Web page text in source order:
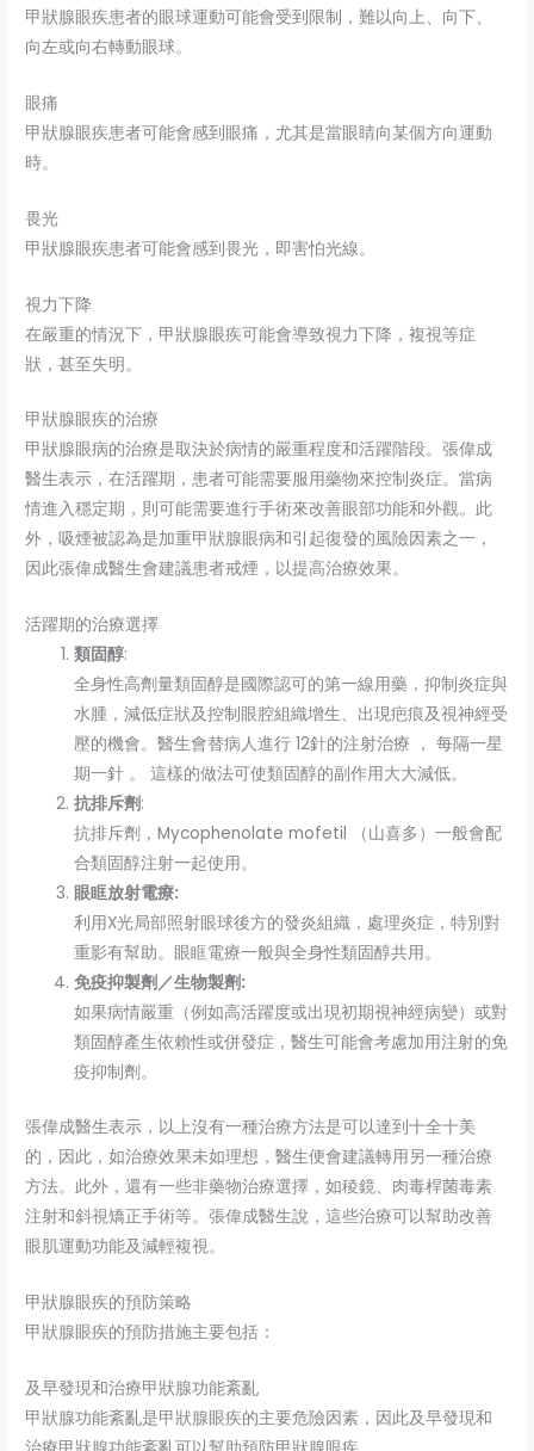
甲狀腺眼疾患者的眼球運動可能會受到限制，難以向上、向下、
向左或向右轉動眼球。
眼痛
甲狀腺眼疾患者可能會感到眼痛，尤其是當眼睛向某個方向運動
時。
畏光
甲狀腺眼疾患者可能會感到畏光，即害怕光線。
視力下降
在嚴重的情況下，甲狀腺眼疾可能會導致視力下降，複視等症
狀，甚至失明。
甲狀腺眼疾的治療
甲狀腺眼病的治療是取決於病情的嚴重程度和活躍階段。張偉成
醫生表示，在活躍期，患者可能需要服用藥物來控制炎症。當病
情進入穩定期，則可能需要進行手術來改善眼部功能和外觀。此
外，吸煙被認為是加重甲狀腺眼病和引起復發的風險因素之一，
因此張偉成醫生會建議患者戒煙，以提高治療效果。
活躍期的治療選擇
類固醇:
全身性高劑量類固醇是國際認可的第一線用藥，抑制炎症與
水腫，減低症狀及控制眼腔組織增生、出現疤痕及視神經受
壓的機會。醫生會替病人進行 12針的注射治療 ， 每隔一星
期一針 。 這樣的做法可使類固醇的副作用大大減低。
抗排斥劑:
抗排斥劑，Mycophenolate mofetil （山喜多）一般會配
合類固醇注射一起使用。
眼眶放射電療:
利用X光局部照射眼球後方的發炎組織，處理炎症，特別對
重影有幫助。眼眶電療一般與全身性類固醇共用。
免疫抑製劑／生物製劑:
如果病情嚴重（例如高活躍度或出現初期視神經病變）或對
類固醇產生依賴性或併發症，醫生可能會考慮加用注射的免
疫抑制劑。
張偉成醫生表示，以上沒有一種治療方法是可以達到十全十美
的，因此，如治療效果未如理想，醫生便會建議轉用另一種治療
方法。此外，還有一些非藥物治療選擇，如稜鏡、肉毒桿菌毒素
注射和斜視矯正手術等。張偉成醫生說，這些治療可以幫助改善
眼肌運動功能及減輕複視。
甲狀腺眼疾的預防策略
甲狀腺眼疾的預防措施主要包括：
及早發現和治療甲狀腺功能紊亂
甲狀腺功能紊亂是甲狀腺眼疾的主要危險因素，因此及早發現和